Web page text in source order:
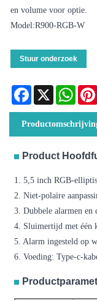
en volume voor optie.
Model:R900-RGB-W
Stuur onderzoek
Facebook
X
Product
1. 5,5 inch RGB-
2. Niet-polaire
3. Dubbele alarmen en
4. Sluimertijd met één
5. Alarm ingesteld op
6. Voeding: Type-c-